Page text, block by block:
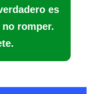
es
romper.